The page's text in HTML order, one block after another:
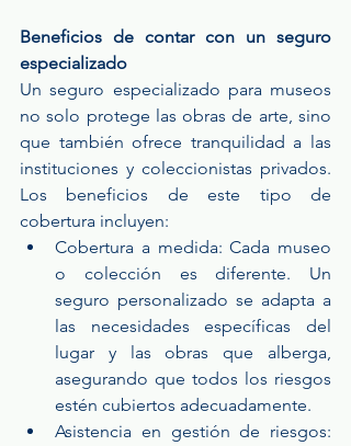
Beneficios de contar con un seguro
especializado
Un seguro especializado para museos
no solo protege las obras de arte, sino
que también ofrece tranquilidad a las
instituciones y coleccionistas privados.
Los beneficios de este tipo de
cobertura incluyen:
Cobertura a medida: Cada museo
o colección es diferente. Un
seguro personalizado se adapta a
las necesidades específicas del
lugar y las obras que alberga,
asegurando que todos los riesgos
estén cubiertos adecuadamente.
Asistencia en gestión de riesgos: